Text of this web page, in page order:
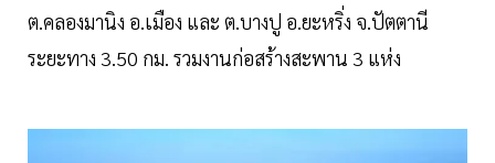
ต.คลองมานิง อ.เมือง และ ต.บางปู อ.ยะหริ่ง จ.ปัตตานี
ระยะทาง 3.50 กม. รวมงานก่อสร้างสะพาน 3 แห่ง